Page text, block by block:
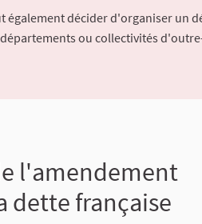
également décider d'organiser un
ou collectivités
l'amendement
dette française